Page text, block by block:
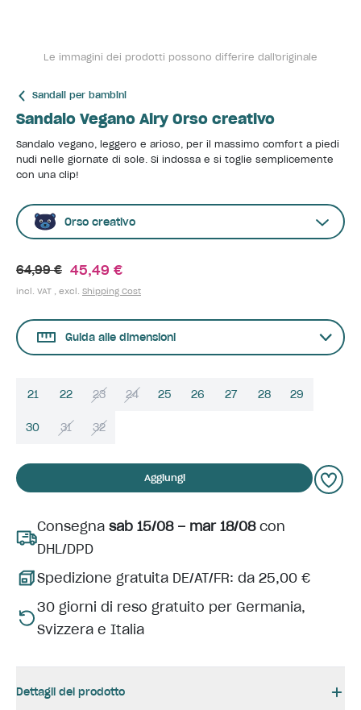
Le immagini dei prodotti possono differire dall'originale
Sandali per bambini
Sandalo Vegano Airy Orso creativo
Sandalo vegano, leggero e arioso, per il massimo comfort a piedi
nudi nelle giornate di sole. Si indossa e si toglie semplicemente
con una clip!
Orso creativo
64,99 € 45,49 €
incl. VAT , excl. Shipping Cost
Guida alle dimensioni
21 22 23 24 25 26 27 28 29
30 31 32
Aggiungi
Consegna sab 15/08 – mar 18/08con
DHL/DPD
Spedizione gratuita DE/AT/FR: da 25,00 €
30 giorni di reso gratuito per Germania,
Svizzera e Italia
Dettagli del prodotto